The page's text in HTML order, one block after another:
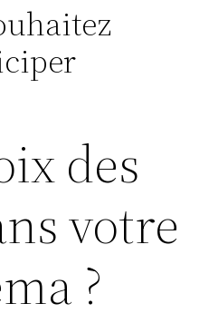
des
votre
?